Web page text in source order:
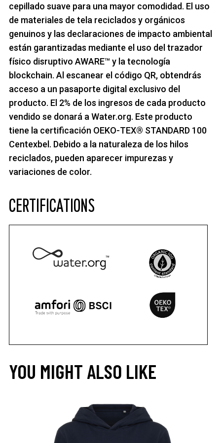
cepillado suave para una mayor comodidad. El uso
de materiales de tela reciclados y orgánicos
genuinos y las declaraciones de impacto ambiental
están garantizadas mediante el uso del trazador
físico disruptivo AWARE™ y la tecnología
blockchain. Al escanear el código QR, obtendrás
acceso a un pasaporte digital exclusivo del
producto. El 2% de los ingresos de cada producto
vendido se donará a Water.org. Este producto
tiene la certificación OEKO-TEX® STANDARD 100
Centexbel. Debido a la naturaleza de los hilos
reciclados, pueden aparecer impurezas y
variaciones de color.
CERTIFICATIONS
YOU MIGHT ALSO LIKE